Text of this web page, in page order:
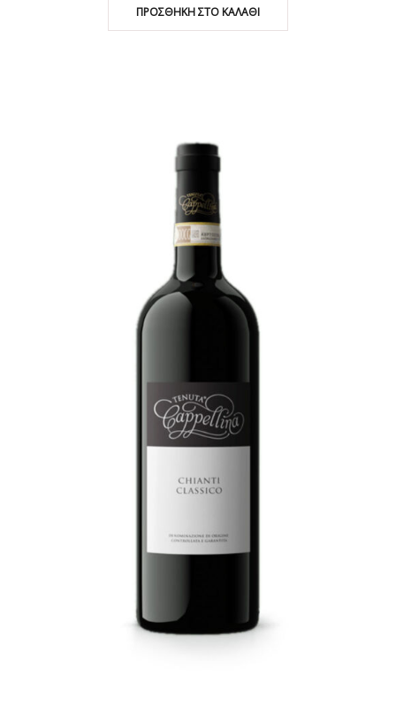
ΠΡΟΣΘΉΚΗ ΣΤΟ ΚΑΛΆΘΙ